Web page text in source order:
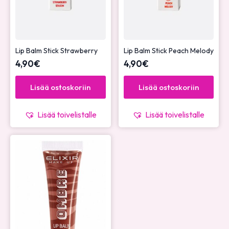
Lip Balm Stick Strawberry
4,90€
Lisää ostoskoriin
Lisää toivelistalle
Lip Balm Stick Peach Melody
4,90€
Lisää ostoskoriin
Lisää toivelistalle